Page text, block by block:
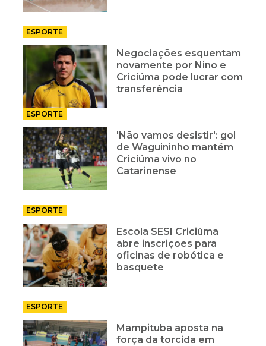
ESPORTE
Negociações esquentam
novamente por Nino e
Criciúma pode lucrar com
transferência
ESPORTE
'Não vamos desistir': gol
de Waguininho mantém
Criciúma vivo no
Catarinense
ESPORTE
Escola SESI Criciúma
abre inscrições para
oficinas de robótica e
basquete
ESPORTE
Mampituba aposta na
força da torcida em